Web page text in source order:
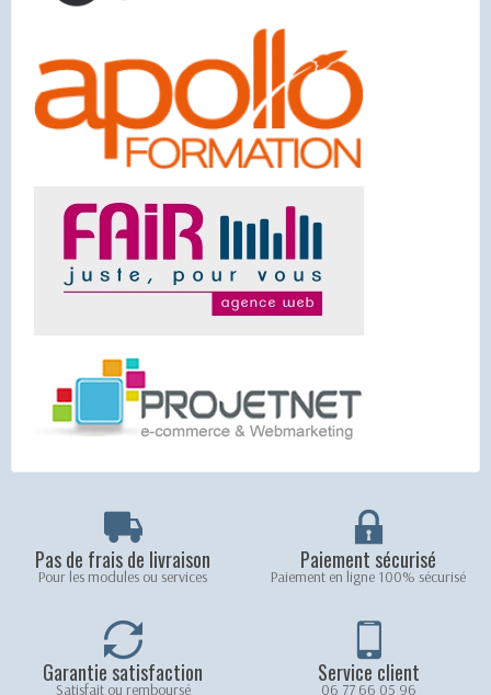
Pas de frais de livraison
Pour les modules ou services
Paiement sécurisé
Paiement en ligne 100% sécurisé
Garantie satisfaction
Satisfait ou remboursé
Service client
06 77 66 05 96